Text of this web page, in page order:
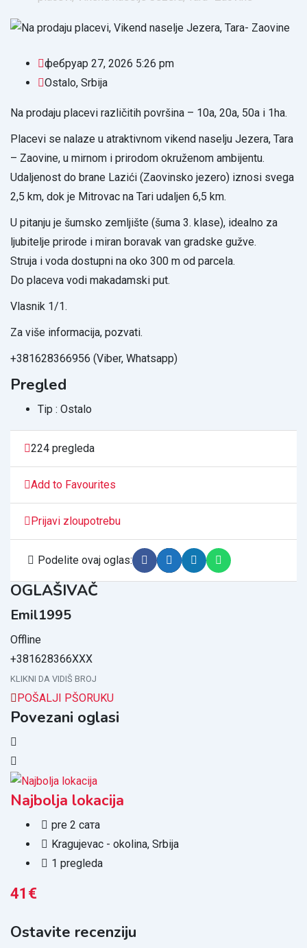
фебруар 27, 2026 5:26 pm
Ostalo, Srbija
Na prodaju placevi različitih površina – 10a, 20a, 50a i 1ha.
Placevi se nalaze u atraktivnom vikend naselju Jezera, Tara
– Zaovine, u mirnom i prirodom okruženom ambijentu.
Udaljenost do brane Lazići (Zaovinsko jezero) iznosi svega
2,5 km, dok je Mitrovac na Tari udaljen 6,5 km.
U pitanju je šumsko zemljište (šuma 3. klase), idealno za
ljubitelje prirode i miran boravak van gradske gužve.
Struja i voda dostupni na oko 300 m od parcela.
Do placeva vodi makadamski put.
Vlasnik 1/1.
Za više informacija, pozvati.
+381628366956 (Viber, Whatsapp)
Pregled
Tip : Ostalo
224 pregleda
Add to Favourites
Prijavi zloupotrebu
Podelite ovaj oglas:
OGLAŠIVAČ
Emil1995
Offline
+381628366XXX
KLIKNI DA VIDIŠ BROJ
POŠALJI PŠORUKU
Povezani oglasi
Najbolja lokacija
pre 2 сата
Kragujevac - okolina, Srbija
1 pregleda
41 €
Ostavite recenziju